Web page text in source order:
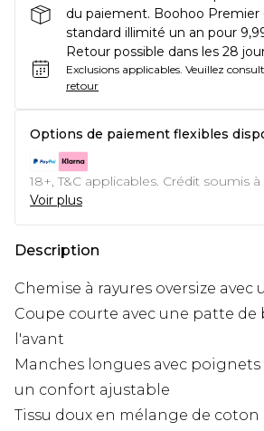
du paiement. Boohoo Premier
standard illimité un an pour
Retour possible dans les 28
Exclusions applicables. Veuillez
retour
Options de paiement flexibles
18+, T&C applicables. Crédit soumis
Voir plus
Description
Chemise à rayures oversize avec
Coupe courte avec une patte
l'avant
Manches longues avec
un confort ajustable
Tissu doux en mélange de coton